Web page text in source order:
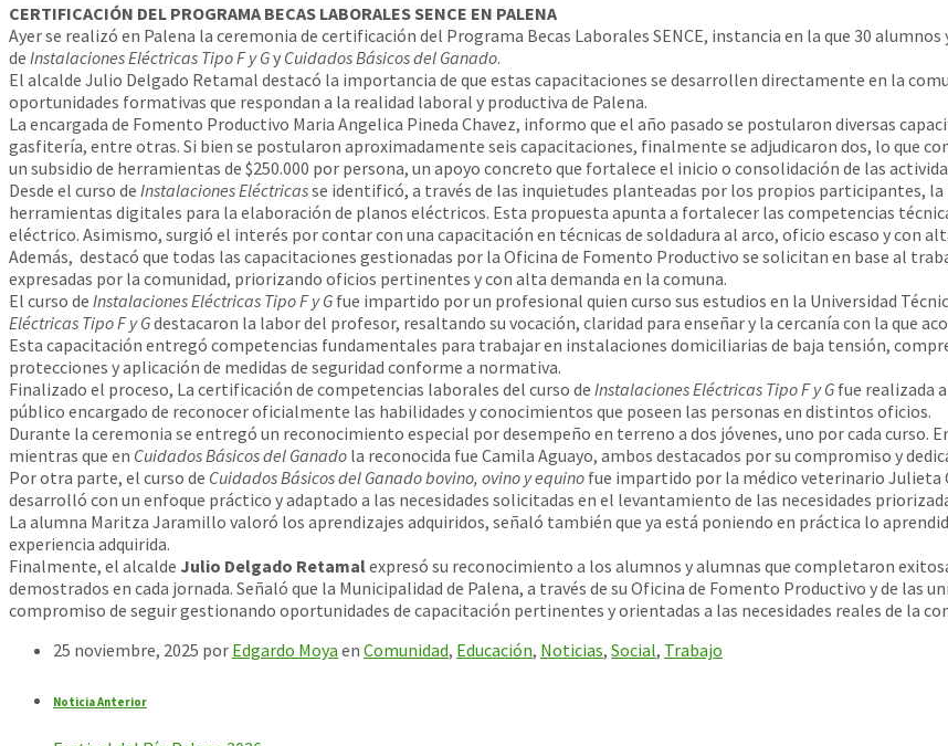
CERTIFICACIÓN DEL PROGRAMA BECAS LABORALES SENCE EN PALENA
Ayer se realizó en Palena la ceremonia de certificación del Programa Becas Laborales SENCE, instancia en la que 30
de Instalaciones Eléctricas Tipo F y Gy Cuidados Básicos del Ganado.
El alcalde Julio Delgado Retamal destacó la importancia de que estas capacitaciones se desarrollen directamente en la
oportunidades formativas que respondan a la realidad laboral y productiva de Palena.
La encargada de Fomento Productivo Maria Angelica Pineda Chavez, informo que el año pasado se postularon diversas
gasfitería, entre otras. Si bien se postularon aproximadamente seis capacitaciones, finalmente se adjudicaron dos, lo que
un subsidio de herramientas de $250.000 por persona, un apoyo concreto que fortalece el inicio o consolidación de las
Desde el curso de Instalaciones Eléctricasse identificó, a través de las inquietudes planteadas por los propios participantes,
herramientas digitales para la elaboración de planos eléctricos. Esta propuesta apunta a fortalecer las competencias
eléctrico. Asimismo, surgió el interés por contar con una capacitación en técnicas de soldadura al arco, oficio escaso y con
Además, destacó que todas las capacitaciones gestionadas por la Oficina de Fomento Productivo se solicitan en base al
expresadas por la comunidad, priorizando oficios pertinentes y con alta demanda en la comuna.
El curso de Instalaciones Eléctricas Tipo F y G fue impartido por un profesional quien curso sus estudios en la Universidad
Eléctricas Tipo F y Gdestacaron la labor del profesor, resaltando su vocación, claridad para enseñar y la cercanía con la que
Esta capacitación entregó competencias fundamentales para trabajar en instalaciones domiciliarias de baja tensión,
protecciones y aplicación de medidas de seguridad conforme a normativa.
Finalizado el proceso, La certificación de competencias laborales del curso de Instalaciones Eléctricas Tipo F y G fue realizada
público encargado de reconocer oficialmente las habilidades y conocimientos que poseen las personas en distintos oficios.
Durante la ceremonia se entregó un reconocimiento especial por desempeño en terreno a dos jóvenes, uno por cada curso.
mientras que en Cuidados Básicos del Ganado la reconocida fue Camila Aguayo, ambos destacados por su compromiso y
Por otra parte, el curso de Cuidados Básicos del Ganado bovino, ovino y equino fue impartido por la médico veterinario Julieta
desarrolló con un enfoque práctico y adaptado a las necesidades solicitadas en el levantamiento de las necesidades
La alumna Maritza Jaramillo valoró los aprendizajes adquiridos, señaló también que ya está poniendo en práctica lo
experiencia adquirida.
Finalmente, el alcalde Julio Delgado Retamalexpresó su reconocimiento a los alumnos y alumnas que completaron
demostrados en cada jornada. Señaló que la Municipalidad de Palena, a través de su Oficina de Fomento Productivo y de
compromiso de seguir gestionando oportunidades de capacitación pertinentes y orientadas a las necesidades reales de la
25 noviembre, 2025 por Edgardo Moya en Comunidad, Educación, Noticias, Social, Trabajo
Noticia Anterior